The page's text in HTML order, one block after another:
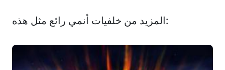
المزيد من خلفيات أنمي رائع مثل هذه: